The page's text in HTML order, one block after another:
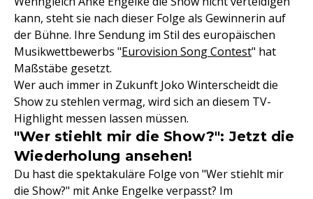
kann, steht sie nach dieser Folge als Gewinnerin auf
der Bühne. Ihre Sendung im Stil des europäischen
Musikwettbewerbs "Eurovision Song Contest" hat
Maßstäbe gesetzt.
Wer auch immer in Zukunft Joko Winterscheidt die
Show zu stehlen vermag, wird sich an diesem TV-
Highlight messen lassen müssen.
"Wer stiehlt mir die Show?": Jetzt die
Wiederholung ansehen!
Du hast die spektakuläre Folge von "Wer stiehlt mir
die Show?" mit Anke Engelke verpasst? Im